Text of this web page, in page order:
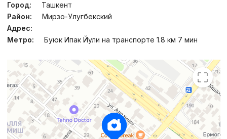
Город:
Ташкент
Район:
Мирзо-Улугбекский
Адрес:
Метро:
Буюк Ипак Йули на транспорте 1.8 км 7 мин